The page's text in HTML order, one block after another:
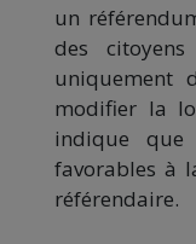
un
des
uniquement
modifier la
indique que
favorables à
référendaire.